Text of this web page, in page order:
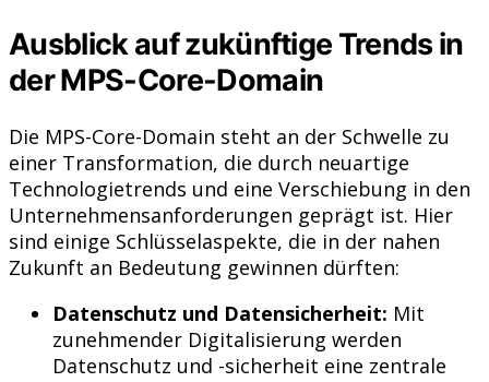
Ausblick auf zukünftige Trends in
der MPS-Core-Domain
Die MPS-Core-Domain steht an der Schwelle zu
einer Transformation, die durch neuartige
Technologietrends und eine Verschiebung in den
Unternehmensanforderungen geprägt ist. Hier
sind einige Schlüsselaspekte, die in der nahen
Zukunft an Bedeutung gewinnen dürften:
Datenschutz und Datensicherheit: Mit
zunehmender Digitalisierung werden
Datenschutz und -sicherheit eine zentrale